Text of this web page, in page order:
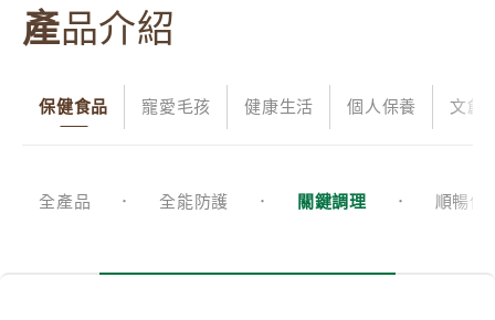
產品介紹
保健食品 寵愛毛孩 健康生活 個人保養 文創
全產品 全能防護 關鍵調理 順暢保